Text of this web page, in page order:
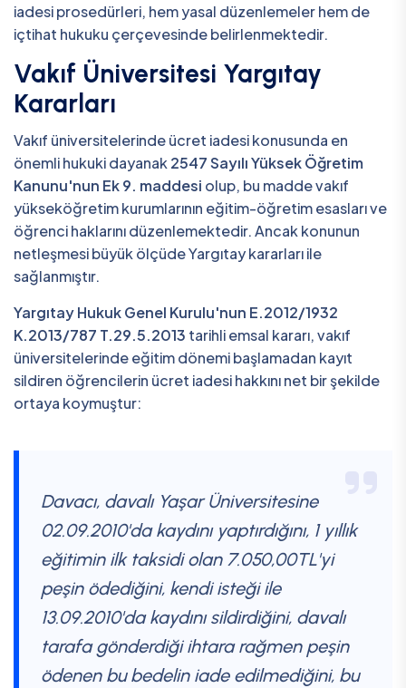
iadesi prosedürleri, hem yasal düzenlemeler hem de
içtihat hukuku çerçevesinde belirlenmektedir.
Vakıf Üniversitesi Yargıtay
Kararları
Vakıf üniversitelerinde ücret iadesi konusunda en
önemli hukuki dayanak2547 Sayılı Yüksek Öğretim
Kanunu'nun Ek 9. maddesi olup, bu madde vakıf
yükseköğretim kurumlarının eğitim-öğretim esasları ve
öğrenci haklarını düzenlemektedir. Ancak konunun
netleşmesi büyük ölçüde Yargıtay kararları ile
sağlanmıştır.
Yargıtay Hukuk Genel Kurulu'nun E.2012/1932
K.2013/787 T.29.5.2013 tarihli emsal kararı, vakıf
üniversitelerinde eğitim dönemi başlamadan kayıt
sildiren öğrencilerin ücret iadesi hakkını net bir şekilde
ortaya koymuştur:
Davacı, davalı Yaşar Üniversitesine
02.09.2010'da kaydını yaptırdığını, 1 yıllık
eğitimin ilk taksidi olan 7.050,00TL'yi
peşin ödediğini, kendi isteği ile
13.09.2010'da kaydını sildirdiğini, davalı
tarafa gönderdiği ihtara rağmen peşin
ödenen bu bedelin iade edilmediğini, bu